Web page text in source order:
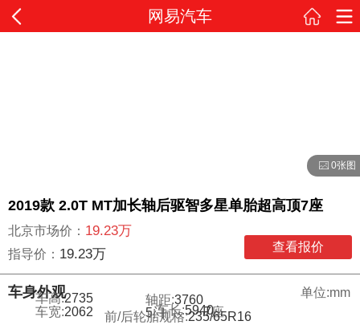
网易汽车
0张图
2019款 2.0T MT加长轴后驱智多星单胎超高顶7座
北京市场价： 19.23万
指导价： 19.23万 查看报价
车身外观
单位:mm
车长:5940
车宽:2062 7座
5门
车高:2735 轴距:3760
前/后轮胎规格:235/65R16